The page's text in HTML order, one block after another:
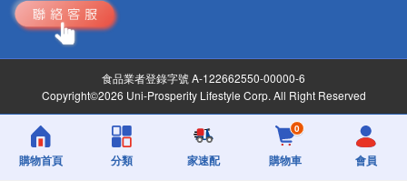
食品業者登錄字號 A-122662550-00000-6
Copyright©2026 Uni-Prosperity Lifestyle Corp. All Right Reserved
購物首頁 分類 家速配
0
購物車 會員